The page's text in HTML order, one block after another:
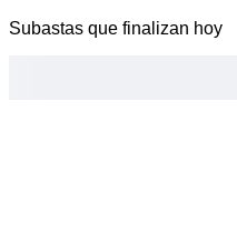
Subastas que finalizan hoy